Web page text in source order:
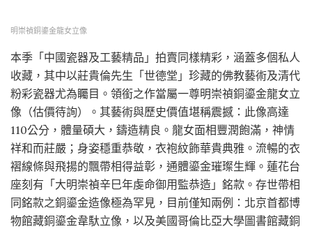
明崇禎銅鎏金龍女立像
本季「中國瓷器及工藝精品」拍賣同樣精彩，涵蓋多個私人
收藏，其中以莊貴倫先生「世德堂」珍藏的佛教藝術及清代
粉彩瓷器尤為矚目。領銜之作當屬一尊明崇禎銅鎏金龍女立
像（估價待詢）。其藝術與歷史價值堪稱震撼：此像高達
110公分，體量碩大，鑄造精良。龍女面相豐潤飽滿，神情
祥和而莊嚴；身姿穩重恭敬，衣袍紋飾華貴典雅。流暢的衣
褶線條與飛揚的飄帶相得益彰，通體鎏金璀璨生輝。蓮花台
座刻有「大明崇禎辛巳年虔命御用監恭造」銘款。存世帶相
同銘款之銅鎏金造像極為罕見，目前僅知兩例：北京首都博
物館藏銅鎏金韋馱立像，以及美國哥倫比亞大學圖書館藏銅